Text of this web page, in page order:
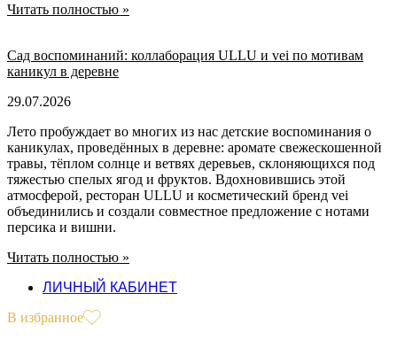
Читать полностью »
Сад воспоминаний: коллаборация ULLU и vei по мотивам
каникул в деревне
29.07.2026
Лето пробуждает во многих из нас детские воспоминания о
каникулах, проведённых в деревне: аромате свежескошенной
травы, тёплом солнце и ветвях деревьев, склоняющихся под
тяжестью спелых ягод и фруктов. Вдохновившись этой
атмосферой, ресторан ULLU и косметический бренд vei
объединились и создали совместное предложение с нотами
персика и вишни.
Читать полностью »
ЛИЧНЫЙ КАБИНЕТ
В избранное